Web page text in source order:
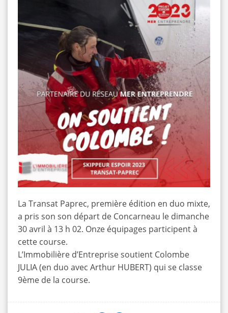
La Transat Paprec, première édition en duo mixte,
a pris son son départ de Concarneau le dimanche
30 avril à 13 h 02. Onze équipages participent à
cette course.
L’Immobilière d’Entreprisesoutient Colombe
JULIA (en duo avec Arthur HUBERT) qui se classe
9ème de la course.